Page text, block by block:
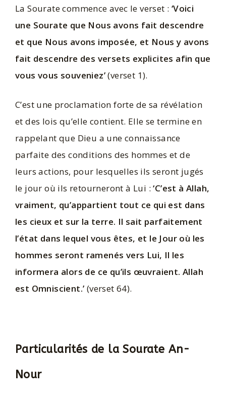
La Sourate commence avec le verset : ‘Voici
une Sourate que Nous avons fait descendre
et que Nous avons imposée, et Nous y avons
fait descendre des versets explicites afin que
vous vous souveniez’(verset 1).
C’est une proclamation forte de sa révélation
et des lois qu’elle contient. Elle se termine en
rappelant que Dieu a une connaissance
parfaite des conditions des hommes et de
leurs actions, pour lesquelles ils seront jugés
le jour où ils retourneront à Lui :‘C’est à Allah,
vraiment, qu’appartient tout ce qui est dans
les cieux et sur la terre. Il sait parfaitement
l’état dans lequel vous êtes, et le Jour où les
hommes seront ramenés vers Lui, Il les
informera alors de ce qu’ils œuvraient. Allah
est Omniscient.’ (verset 64).
Particularités de la Sourate An-
Nour